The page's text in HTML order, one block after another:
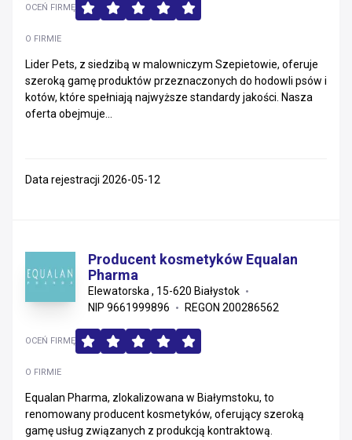
Podlaskie
O FIRMIE
Lider Pets, z siedzibą w malowniczym Szepietowie, oferuje
szeroką gamę produktów przeznaczonych do hodowli psów i
kotów, które spełniają najwyższe standardy jakości. Nasza
oferta obejmuje...
OCEŃ FIRMĘ
Data rejestracji 2026-05-12
Producent kosmetyków Equalan
Pharma
Elewatorska , 15-620 Białystok
NIP 9661999896
REGON 200286562
O FIRMIE
Equalan Pharma, zlokalizowana w Białymstoku, to
renomowany producent kosmetyków, oferujący szeroką
gamę usług związanych z produkcją kontraktową.
OCEŃ FIRMĘ